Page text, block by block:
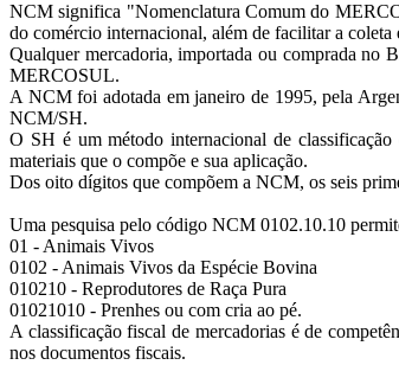
NCM significa "Nomenclatura Comum do
do comércio internacional, além de facilitar a coleta
Qualquer mercadoria, importada ou comprada no
MERCOSUL.
A NCM foi adotada em janeiro de 1995, pela
NCM/SH.
O SH é um método internacional de
materiais que o compõe e sua aplicação.
Dos oito dígitos que compõem a NCM, os seis
Uma pesquisa pelo código NCM 0102.10.10
01 - Animais Vivos
0102 - Animais Vivos da Espécie Bovina
010210 - Reprodutores de Raça Pura
01021010 - Prenhes ou com cria ao pé.
A classificação fiscal de mercadorias é de
nos documentos fiscais.